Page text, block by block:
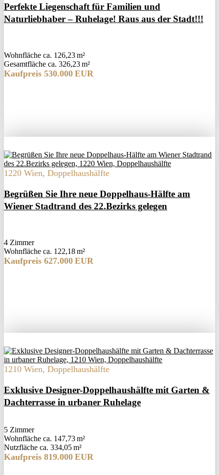
Perfekte Liegenschaft für Familien und
Naturliebhaber – Ruhelage! Raus aus der Stadt!!!
Wohnfläche ca. 126,23 m²
Gesamtfläche ca. 326,23 m²
Kaufpreis 530.000 EUR
1220 Wien, Doppelhaushälfte
Begrüßen Sie Ihre neue Doppelhaus-Hälfte am
Wiener Stadtrand des 22.Bezirks gelegen
4 Zimmer
Wohnfläche ca. 122,18 m²
Kaufpreis 627.000 EUR
1210 Wien, Doppelhaushälfte
Exklusive Designer-Doppelhaushälfte mit Garten &
Dachterrasse in urbaner Ruhelage
5 Zimmer
Wohnfläche ca. 147,73 m²
Nutzfläche ca. 334,05 m²
Kaufpreis 819.000 EUR